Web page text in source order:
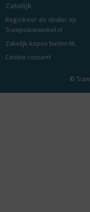
Zakelijk
Registreer als dealer op
Trampolinewinkel.nl
Zakelijk kopen buiten NL
Cookie consent
©